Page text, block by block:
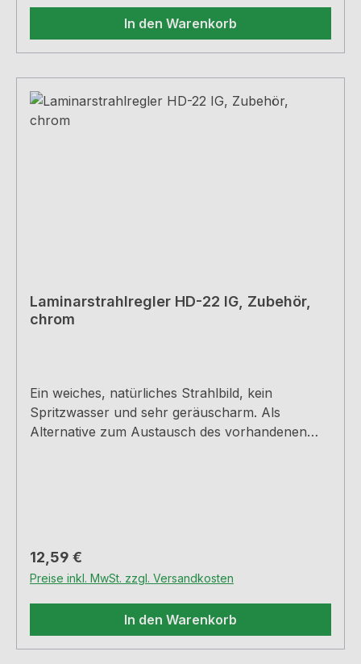
In den Warenkorb
Laminarstrahlregler HD-22 IG, Zubehör,
chrom
Ein weiches, natürliches Strahlbild, kein
Spritzwasser und sehr geräuscharm. Als
Alternative zum Austausch des vorhandenen
Regulärer Preis:
12,59 €
Preise inkl. MwSt. zzgl. Versandkosten
In den Warenkorb